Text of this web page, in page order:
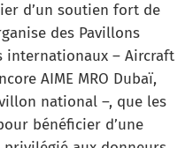
d’un soutien fort de
des Pavillons
internationaux – Aircraft
AIME MRO Dubaï,
national –, que les
bénéficier d’une